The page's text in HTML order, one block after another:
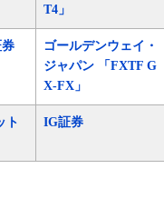
T4」
券
ゴールデンウェイ・
ジャパン 「FXTF G
X-FX」
ト IG証券